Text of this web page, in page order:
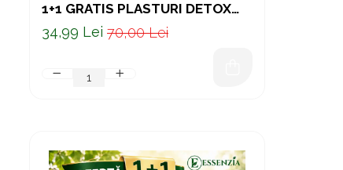
1+1 GRATIS PLASTURI DETOX
PENTRU TĂLPI – CU VITAMINA
C, VITAMINA E ȘI ULEIURI
70,00 Lei
34,99 Lei